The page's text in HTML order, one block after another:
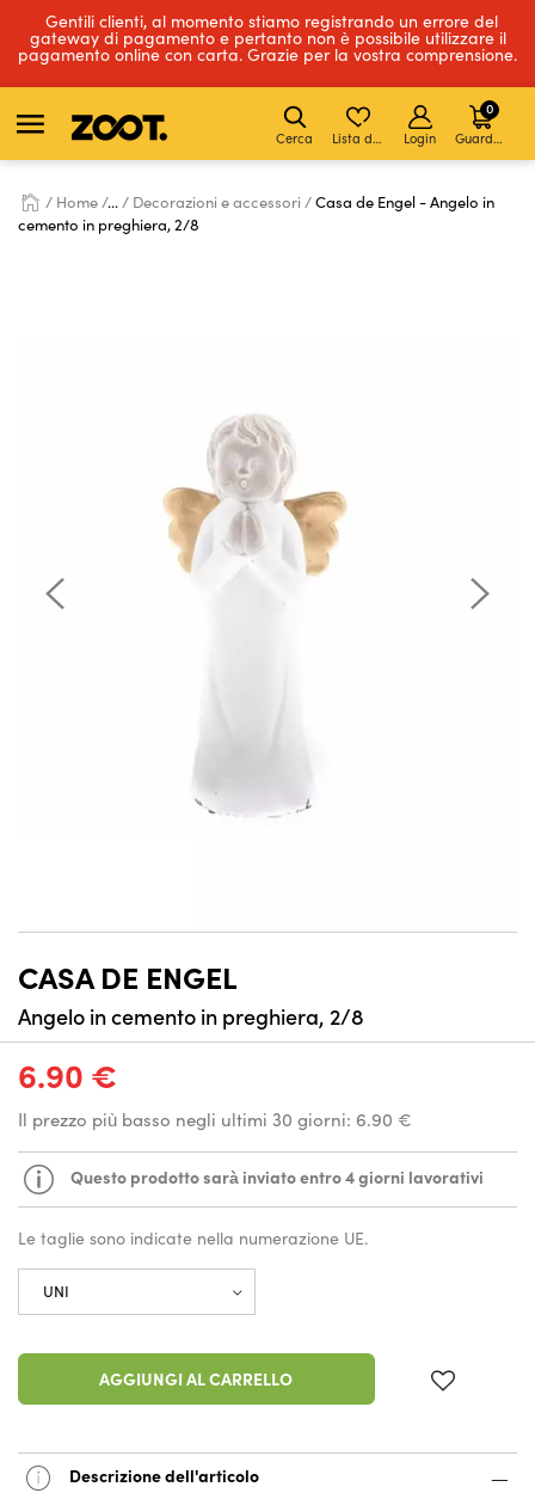
Gentili clienti, al momento stiamo registrando un errore del
gateway di pagamento e pertanto non è possibile utilizzare il
pagamento online con carta. Grazie per la vostra comprensione.
Cerca Lista dei desideri Login Guardare
0
Home ... Decorazioni e accessori
Casa de Engel - Angelo in
cemento in preghiera, 2/8
CASA DE ENGEL
Angelo in cemento in preghiera, 2/8
6.90 €
Il prezzo più basso negli ultimi 30 giorni: 6.90 €
Questo prodotto sarà inviato entro 4 giorni lavorativi
Le taglie sono indicate nella numerazione UE.
AGGIUNGI AL CARRELLO
Descrizione dell'articolo